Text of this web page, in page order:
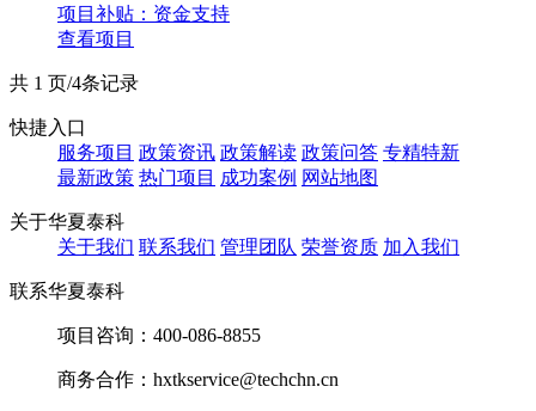
项目补贴： 资金支持
查看项目
共 1 页/4条记录
快捷入口
服务项目 政策资讯 政策解读 政策问答 专精特新
最新政策 热门项目 成功案例 网站地图
关于华夏泰科
关于我们 联系我们 管理团队 荣誉资质 加入我们
联系华夏泰科
项目咨询： 400-086-8855
商务合作： hxtkservice@techchn.cn